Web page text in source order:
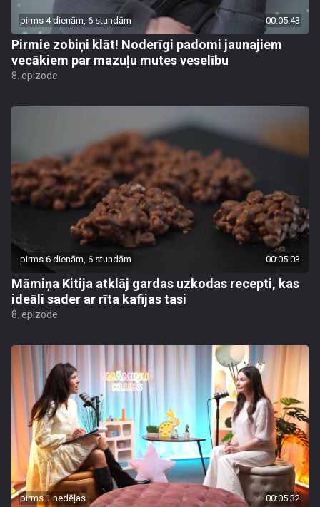
pirms 4 dienām, 6 stundām 00:05:43
Pirmie zobiņi klāt! Noderīgi padomi jaunajiem
vecākiem par mazuļu mutes veselību
8. epizode
pirms 6 dienām, 6 stundām 00:05:03
Māmiņa Kitija atklāj gardas uzkodas recepti, kas
ideāli sader ar rīta kafijas tasi
8. epizode
pirms 1 nedēļas 00:05:32